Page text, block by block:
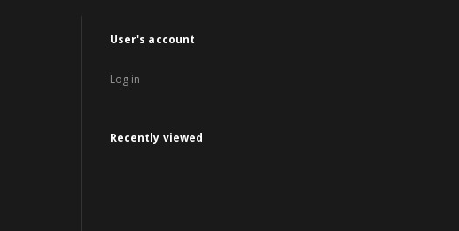
User's account
Log in
Recently viewed